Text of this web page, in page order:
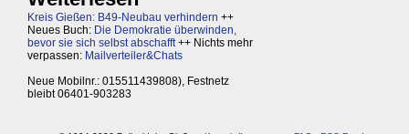
Kreis Gießen: B49-Neubau verhindern ++
Neues Buch: Die Demokratie überwinden,
bevor sie sich selbst abschafft++ Nichts mehr
verpassen: Mailverteiler&Chats
Neue Mobilnr.: 015511439808), Festnetz
bleibt 06401-903283